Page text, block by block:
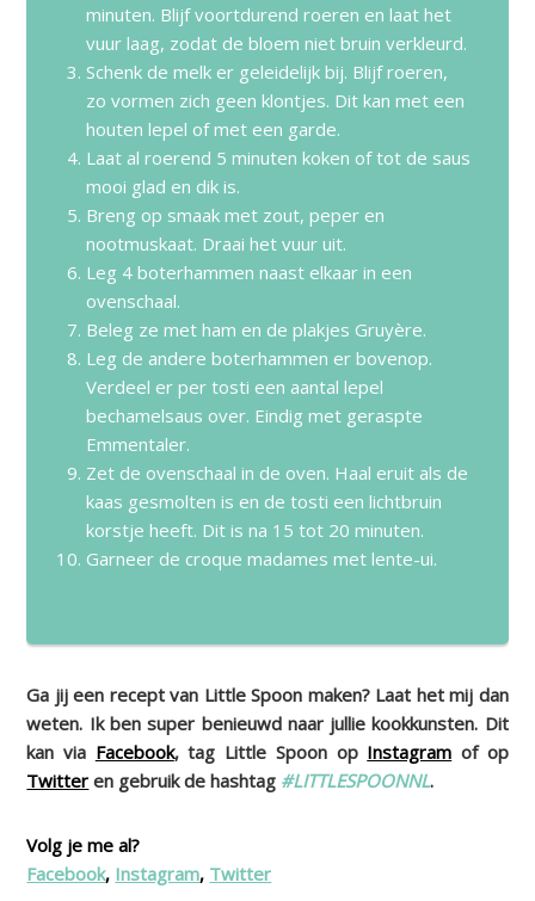
minuten. Blijf voortdurend roeren en laat het
vuur laag, zodat de bloem niet bruin verkleurd.
Schenk de melk er geleidelijk bij. Blijf roeren,
zo vormen zich geen klontjes. Dit kan met een
houten lepel of met een garde.
Laat al roerend 5 minuten koken of tot de saus
mooi glad en dik is.
Breng op smaak met zout, peper en
nootmuskaat. Draai het vuur uit.
Leg 4 boterhammen naast elkaar in een
ovenschaal.
Beleg ze met ham en de plakjes Gruyère.
Leg de andere boterhammen er bovenop.
Verdeel er per tosti een aantal lepel
bechamelsaus over. Eindig met geraspte
Emmentaler.
Zet de ovenschaal in de oven. Haal eruit als de
kaas gesmolten is en de tosti een lichtbruin
korstje heeft. Dit is na 15 tot 20 minuten.
Garneer de croque madames met lente-ui.
Ga jij een recept van Little Spoon maken? Laat het mij dan
weten. Ik ben super benieuwd naar jullie kookkunsten. Dit
kan via Facebook, tag Little Spoon op Instagram of op
Twitter en gebruik de hashtag #LITTLESPOONNL.
Volg je me al?
Facebook, Instagram, Twitter